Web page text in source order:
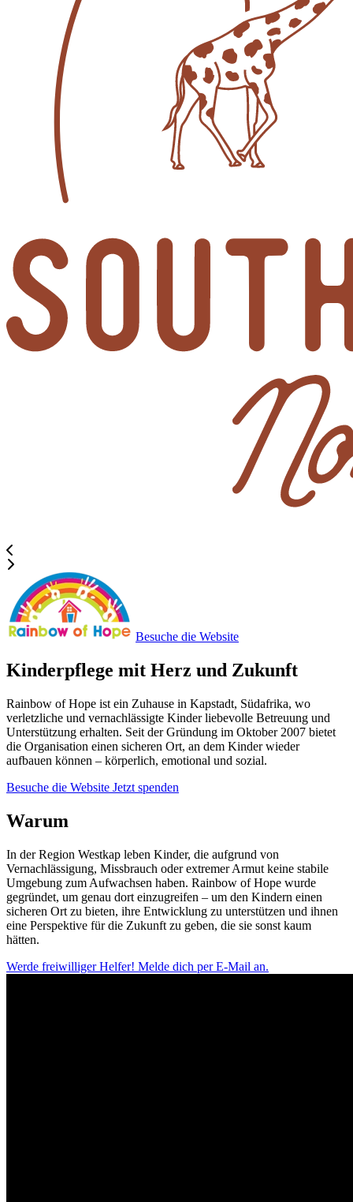
Besuche die Website
Kinderpflege mit Herz und Zukunft
Rainbow of Hope ist ein Zuhause in Kapstadt, Südafrika, wo
verletzliche und vernachlässigte Kinder liebevolle Betreuung und
Unterstützung erhalten. Seit der Gründung im Oktober 2007 bietet
die Organisation einen sicheren Ort, an dem Kinder wieder
aufbauen können – körperlich, emotional und sozial.
Besuche die Website Jetzt spenden
Warum
In der Region Westkap leben Kinder, die aufgrund von
Vernachlässigung, Missbrauch oder extremer Armut keine stabile
Umgebung zum Aufwachsen haben. Rainbow of Hope wurde
gegründet, um genau dort einzugreifen – um den Kindern einen
sicheren Ort zu bieten, ihre Entwicklung zu unterstützen und ihnen
eine Perspektive für die Zukunft zu geben, die sie sonst kaum
hätten.
Werde freiwilliger Helfer! Melde dich per E-Mail an.